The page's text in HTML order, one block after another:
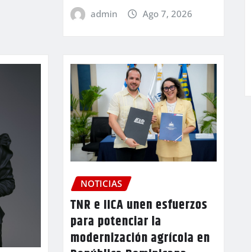
admin Ago 7, 2026
NOTICIAS
TNR e IICA unen esfuerzos
para potenciar la
modernización agrícola en